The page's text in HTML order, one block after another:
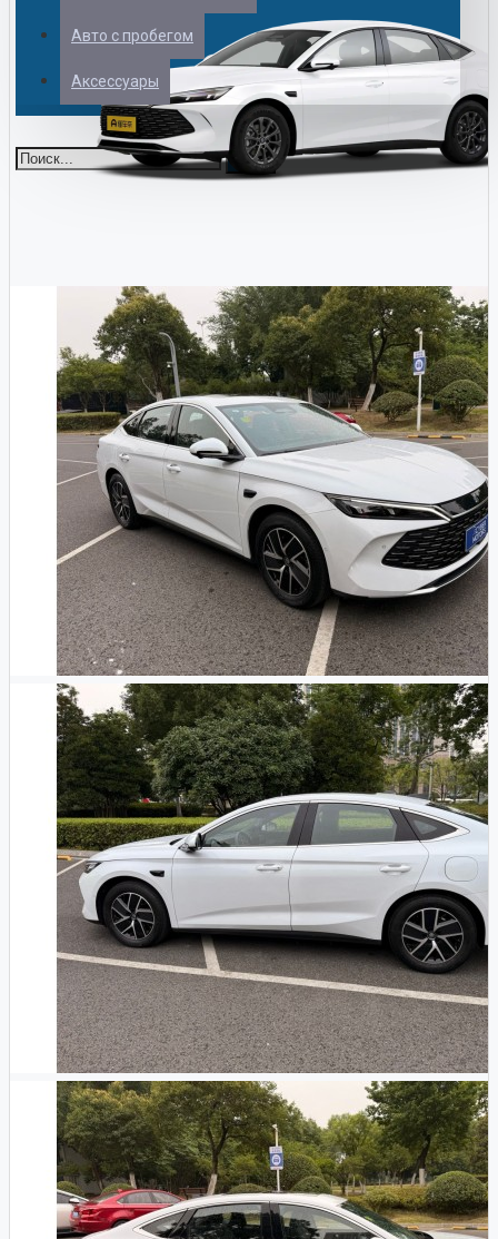
Авто с пробегом
Аксессуары